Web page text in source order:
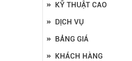
KỸ THUẬT CAO
DỊCH VỤ
BẢNG GIÁ
KHÁCH HÀNG